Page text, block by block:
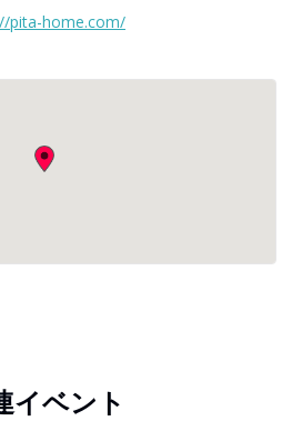
pita-home.com/
イベント